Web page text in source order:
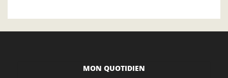
MON QUOTIDIEN